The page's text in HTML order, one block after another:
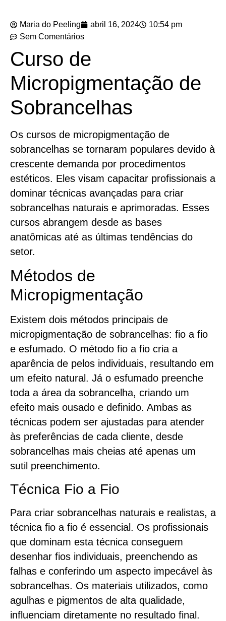
Maria do Peeling abril 16, 2024
10:54 pm
Sem Comentários
Curso de
Micropigmentação de
Sobrancelhas
Os cursos de micropigmentação de
sobrancelhas se tornaram populares devido à
crescente demanda por procedimentos
estéticos. Eles visam capacitar profissionais a
dominar técnicas avançadas para criar
sobrancelhas naturais e aprimoradas. Esses
cursos abrangem desde as bases
anatômicas até as últimas tendências do
setor.
Métodos de
Micropigmentação
Existem dois métodos principais de
micropigmentação de sobrancelhas: fio a fio
e esfumado. O método fio a fio cria a
aparência de pelos individuais, resultando em
um efeito natural. Já o esfumado preenche
toda a área da sobrancelha, criando um
efeito mais ousado e definido. Ambas as
técnicas podem ser ajustadas para atender
às preferências de cada cliente, desde
sobrancelhas mais cheias até apenas um
sutil preenchimento.
Técnica Fio a Fio
Para criar sobrancelhas naturais e realistas, a
técnica fio a fio é essencial. Os profissionais
que dominam esta técnica conseguem
desenhar fios individuais, preenchendo as
falhas e conferindo um aspecto impecável às
sobrancelhas. Os materiais utilizados, como
agulhas e pigmentos de alta qualidade,
influenciam diretamente no resultado final.